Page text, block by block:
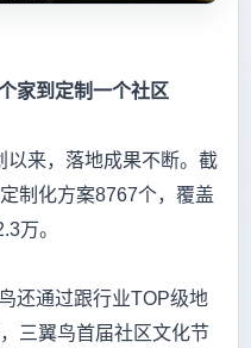
家到定制一个社区
以来，落地成果不断。截
制化方案8767个，覆盖
万。
还通过跟行业TOP级地
三翼鸟首届社区文化节